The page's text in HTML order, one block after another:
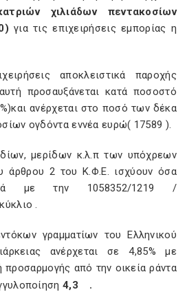
χιλιάδων πεντακοσίων
για τις επιχειρήσεις εμπορίας η
αποκλειστικά παροχής
προσαυξάνεται κατά ποσοστό
ανέρχεται στο ποσό των δέκα
ογδόντα εννέα ευρώ( 17589 ).
μερίδων κ.λ.π των υπόχρεων
άρθρου 2 του Κ.Φ.Ε. ισχύουν όσα
με την 1058352/1219 /
.
γραμματίων του Ελληνικού
ανέρχεται σε 4,85% με
προσαρμογής από την οικεία ράντα
4,3 .